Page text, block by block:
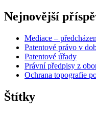
Nejnovější
Mediace –
Patentové právo v
Patentové úřady
Právní předpisy z
Ochrana topografie
Štítky